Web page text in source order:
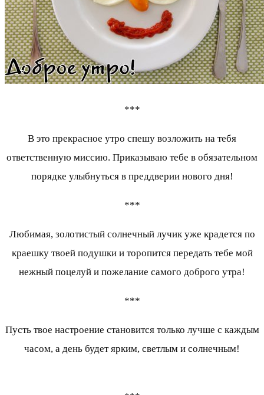
***
В это прекрасное утро спешу возложить на тебя
ответственную миссию. Приказываю тебе в обязательном
порядке улыбнуться в преддверии нового дня!
***
Любимая, золотистый солнечный лучик уже крадется по
краешку твоей подушки и торопится передать тебе мой
нежный поцелуй и пожелание самого доброго утра!
***
Пусть твое настроение становится только лучше с каждым
часом, а день будет ярким, светлым и солнечным!